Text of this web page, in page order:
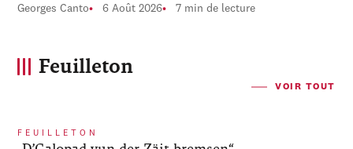
Georges Canto 6 Août 2026 7 min de lecture
Feuilleton
VOIR TOUT
FEUILLETON